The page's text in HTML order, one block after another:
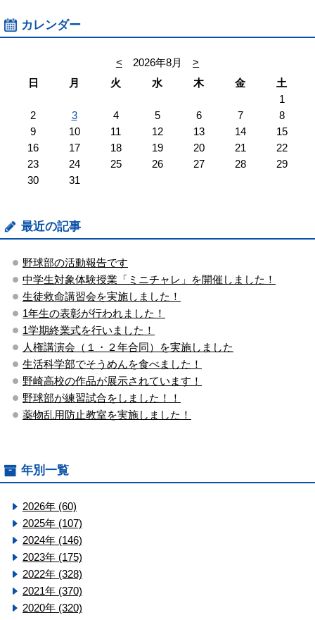
カレンダー
< 2026年8月
>
日
月 火 水 木 金
土
1
2
3 4 5 6 7
8
9
10 11 12 13 14
15
16
17 18 19 20 21
22
23
24 25 26 27 28
29
30
31
最近の記事
野球部の活動報告です
中学生対象体験授業「ミニチャレ」を開催しました！
生徒救命講習会を実施しました！
1年生の表彰が行われました！
1学期終業式を行いました！
人権講演会（１・２年合同）を実施しました
生活科学部でそうめんを食べました！
野崎高校の作品が展示されています！
野球部が練習試合をしました！！
薬物乱用防止教室を実施しました！
年別一覧
2026年 (60)
2025年 (107)
2024年 (146)
2023年 (175)
2022年 (328)
2021年 (370)
2020年 (320)